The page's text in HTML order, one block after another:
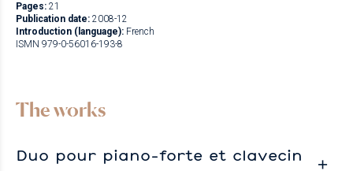
Pages: 21
Publication date: 2008-12
Introduction (language): French
ISMN 979-0-56016-193-8
The works
Duo pour piano-forte et clavecin